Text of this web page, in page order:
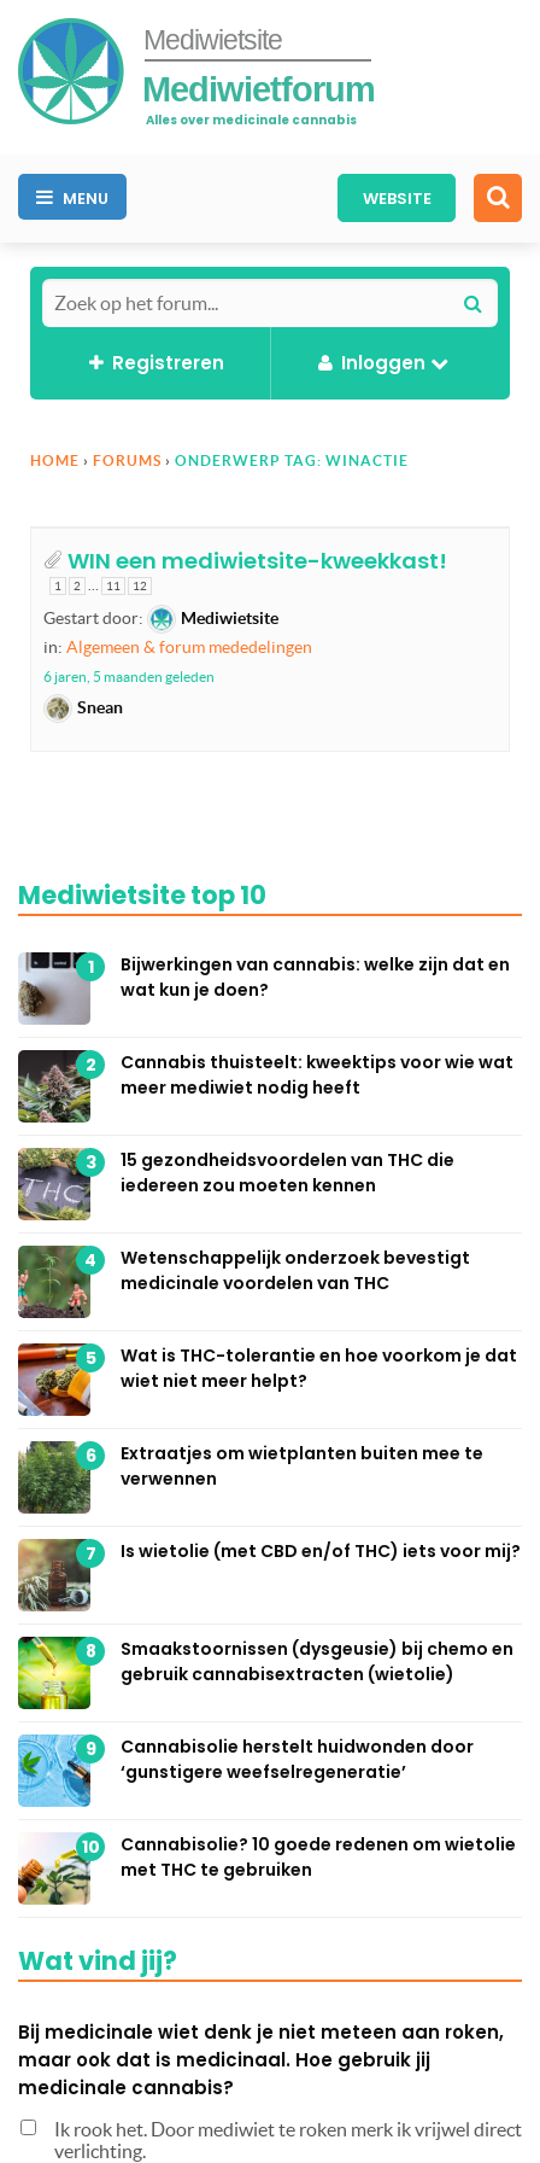
Mediwietsite
Mediwietforum
Alles over medicinale cannabis
MENU WEBSITE
Registreren Inloggen
HOME › FORUMS › ONDERWERP TAG: WINACTIE
WIN een mediwietsite-kweekkast!
1 2 11 12
Gestart door:
Mediwietsite
in: Algemeen & forum mededelingen
6 jaren, 5 maanden geleden
Snean
Mediwietsite top 10
1
Bijwerkingen van cannabis: welke zijn dat en
wat kun je doen?
2
Cannabis thuisteelt: kweektips voor wie wat
meer mediwiet nodig heeft
3
15 gezondheidsvoordelen van THC die
iedereen zou moeten kennen
4
Wetenschappelijk onderzoek bevestigt
medicinale voordelen van THC
5
Wat is THC-tolerantie en hoe voorkom je dat
wiet niet meer helpt?
6
Extraatjes om wietplanten buiten mee te
verwennen
7 Is wietolie (met CBD en/of THC) iets voor mij?
8
Smaakstoornissen (dysgeusie) bij chemo en
gebruik cannabisextracten (wietolie)
9
Cannabisolie herstelt huidwonden door
‘gunstigere weefselregeneratie’
10
Cannabisolie? 10 goede redenen om wietolie
met THC te gebruiken
Wat vind jij?
Bij medicinale wiet denk je niet meteen aan roken,
maar ook dat is medicinaal. Hoe gebruik jij
medicinale cannabis?
Ik rook het. Door mediwiet te roken merk ik vrijwel direct
verlichting.